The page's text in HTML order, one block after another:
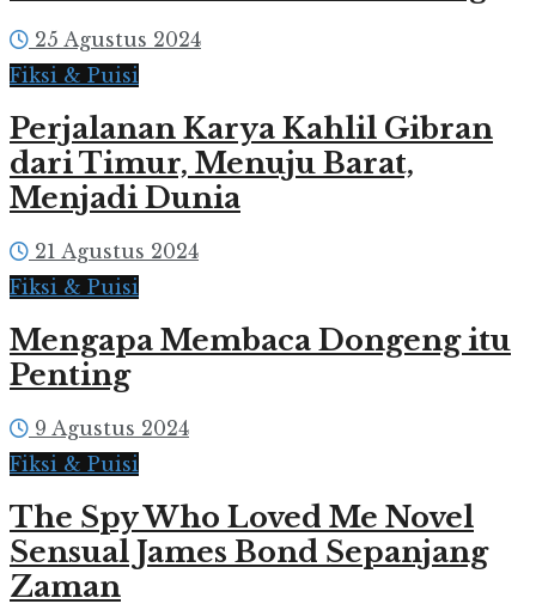
25 Agustus 2024
Fiksi & Puisi
Perjalanan Karya Kahlil Gibran
dari Timur, Menuju Barat,
Menjadi Dunia
21 Agustus 2024
Fiksi & Puisi
Mengapa Membaca Dongeng itu
Penting
9 Agustus 2024
Fiksi & Puisi
The Spy Who Loved Me Novel
Sensual James Bond Sepanjang
Zaman